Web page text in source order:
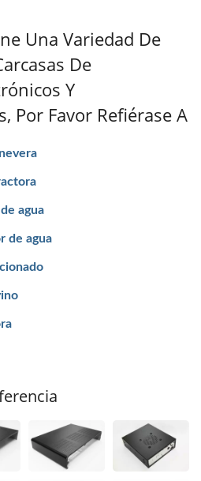
Una Variedad De
De
Y
Por Favor Refiérase A
agua
de agua